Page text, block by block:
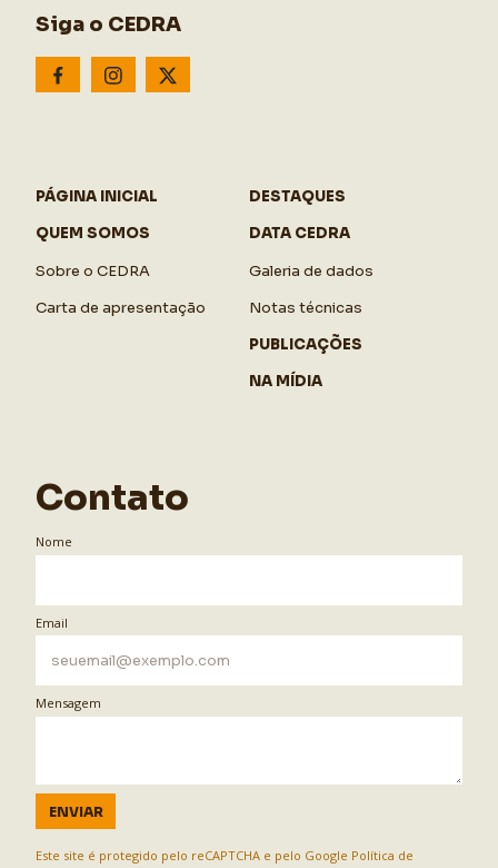
Siga o CEDRA
PÁGINA INICIAL
QUEM SOMOS
Sobre o CEDRA
Carta de apresentação
DESTAQUES
DATA CEDRA
Galeria de dados
Notas técnicas
PUBLICAÇÕES
NA MÍDIA
Contato
Nome
Email
Mensagem
ENVIAR
Este site é protegido pelo reCAPTCHA e pelo Google Política de